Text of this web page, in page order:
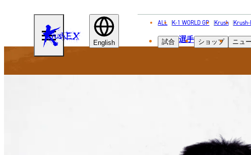
KRUSH-
EX English
ALL K-1 WORLD GP Krush Krush-
試合 選手 ショップ ニュ